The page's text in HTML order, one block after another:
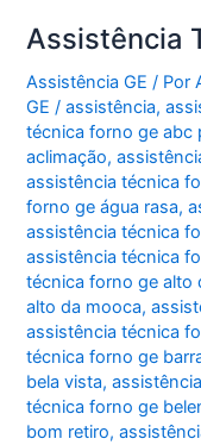
Assistência
Assistência GE / Por
GE/assistência,
técnica forno ge abc
aclimação,
assistência técnica
forno ge água rasa,
assistência técnica
assistência técnica
técnica forno ge alto
alto da mooca,
assistência técnica
técnica forno ge
bela vista,
técnica forno ge
bom retiro,